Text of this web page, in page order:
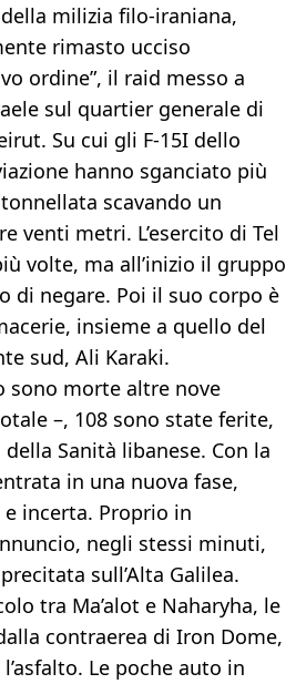
milizia filo-iraniana,
rimasto ucciso
ordine”, il raid messo a
sul quartier generale di
Su cui gli F-15I dello
hanno sganciato più
scavando un
venti metri. L’esercito di Tel
volte, ma all’inizio il gruppo
di negare. Poi il suo corpo è
insieme a quello del
sud, Ali Karaki.
sono morte altre nove
–, 108 sono state ferite,
Sanità libanese. Con la
in una nuova fase,
incerta. Proprio in
negli stessi minuti,
sull’Alta Galilea.
tra Ma’alot e Naharyha, le
contraerea di Iron Dome,
Le poche auto in